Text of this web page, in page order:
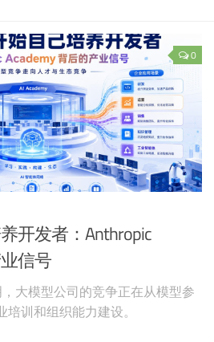
0
开发者：Anthropic
信号
大模型公司的竞争正在从模型参
训和组织能力建设。